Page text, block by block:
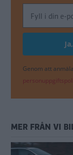
Genom att
MER FRÅN VI